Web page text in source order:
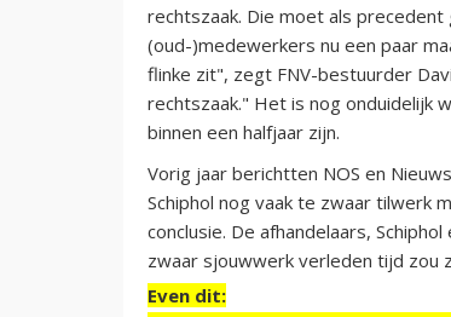
rechtszaak. Die moet als
(oud-)medewerkers nu een paar
flinke zit", zegt FNV-bestuurder
rechtszaak." Het is nog onduidelijk
binnen een halfjaar zijn.
Vorig jaar berichtten NOS en
Schiphol nog vaak te zwaar tilwerk
conclusie. De afhandelaars,
zwaar sjouwwerk verleden tijd zou
Even dit: